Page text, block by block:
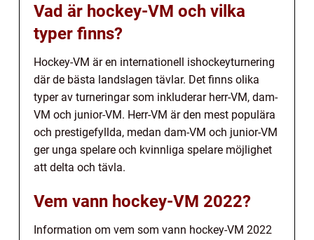
Vad är hockey-VM och vilka
typer finns?
Hockey-VM är en internationell ishockeyturnering
där de bästa landslagen tävlar. Det finns olika
typer av turneringar som inkluderar herr-VM, dam-
VM och junior-VM. Herr-VM är den mest populära
och prestigefyllda, medan dam-VM och junior-VM
ger unga spelare och kvinnliga spelare möjlighet
att delta och tävla.
Vem vann hockey-VM 2022?
Information om vem som vann hockey-VM 2022